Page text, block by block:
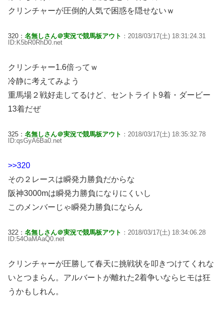
クリンチャーが圧倒的人気で困惑を隠せないｗ
320： 名無しさん＠実況で競馬板アウト ：2018/03/17(土) 18:31:24.31
ID:K5bR0RhD0.net
クリンチャー1.6倍ってｗ
冷静に考えてみよう
重馬場２戦好走してるけど、セントライト9着・ダービー
13着だぜ
325： 名無しさん＠実況で競馬板アウト ：2018/03/17(土) 18:35:32.78
ID:qsGyA6Ba0.net
>>320
その２レースは瞬発力勝負だからな
阪神3000mは瞬発力勝負になりにくいし
このメンバーじゃ瞬発力勝負にならん
322： 名無しさん＠実況で競馬板アウト ：2018/03/17(土) 18:34:06.28
ID:54OaMAaQ0.net
クリンチャーが圧勝して春天に挑戦状を叩きつけてくれな
いとつまらん。アルバートが離れた2着争いならヒモは狂
うかもしれん。